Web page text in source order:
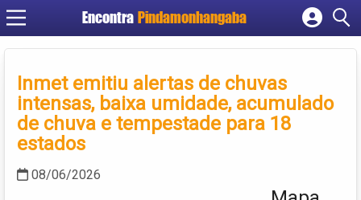
Encontra Pindamonhangaba
Cadastrar empresa
Criar conta
Inmet emitiu alertas de chuvas
intensas, baixa umidade, acumulado
de chuva e tempestade para 18
estados
08/06/2026